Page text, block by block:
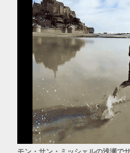
モン・サン・ミッシェルの浅瀬で